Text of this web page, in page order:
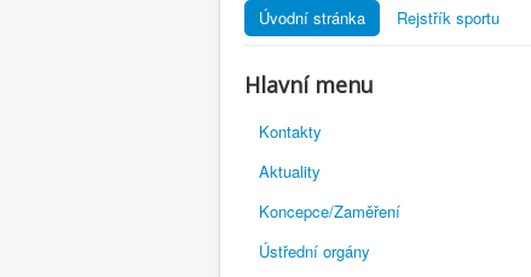
Úvodní stránka Rejstřík sportu
Hlavní menu
Kontakty
Aktuality
Koncepce/Zaměření
Ústřední orgány